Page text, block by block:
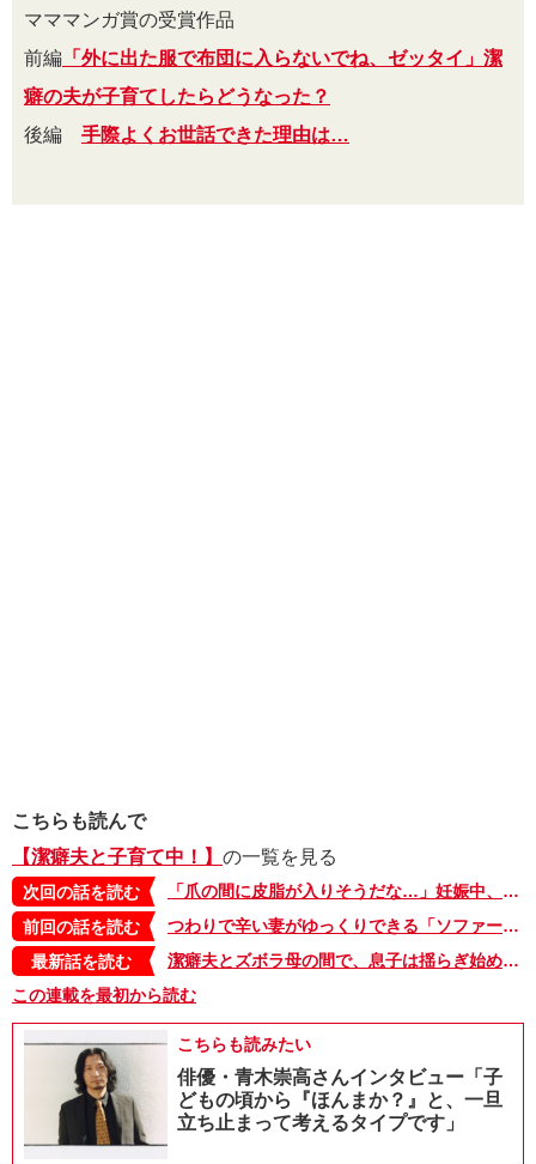
マママンガ賞の受賞作品
前編 「外に出た服で布団に入らないでね、ゼッタイ」潔
癖の夫が子育てしたらどうなった？
後編 手際よくお世話できた理由は…
こちらも読んで
【潔癖夫と子育て中！】 の一覧を見る
次回の話を読む
「爪の間に皮脂が入りそうだな…」妊娠中、背中をかいてほしいとお願いしたら、まさかの返しに妻は…【潔癖夫と子育て中！・5】
前回の話を読む
つわりで辛い妻がゆっくりできる「ソファーを買いたい」。潔癖夫の選択は…【潔癖夫と子育て中！・3】
最新話を読む
潔癖夫とズボラ母の間で、息子は揺らぎ始めていた【潔癖夫と子育て中！・61】
この連載を最初から読む
こちらも読みたい
俳優・青木崇高さんインタビュー「子
どもの頃から『ほんまか？』と、一旦
立ち止まって考えるタイプです」